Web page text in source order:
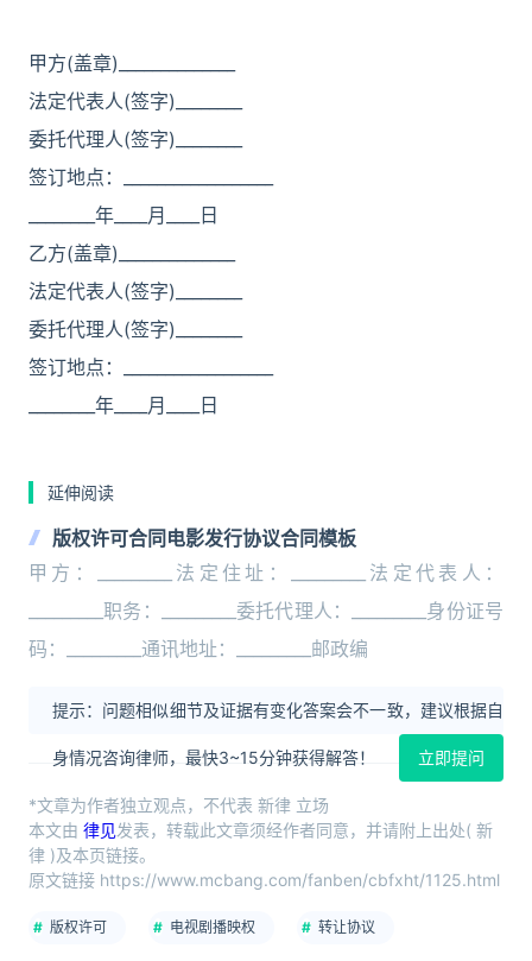
甲方(盖章)______________
法定代表人(签字)________
委托代理人(签字)________
签订地点：__________________
________年____月____日
乙方(盖章)______________
法定代表人(签字)________
委托代理人(签字)________
签订地点：__________________
________年____月____日
延伸阅读
版权许可合同电影发行协议合同模板
甲方：_________法定住址：_________法定代表人：
_________职务：_________委托代理人：_________身份证号
码：_________通讯地址：_________邮政编
提示：问题相似细节及证据有变化答案会不一致，建议根据自
身情况咨询律师，最快3~15分钟获得解答！ 立即提问
*文章为作者独立观点，不代表 新律 立场
本文由 律见发表，转载此文章须经作者同意，并请附上出处( 新
律 )及本页链接。
原文链接 https://www.mcbang.com/fanben/cbfxht/1125.html
版权许可 电视剧播映权 转让协议